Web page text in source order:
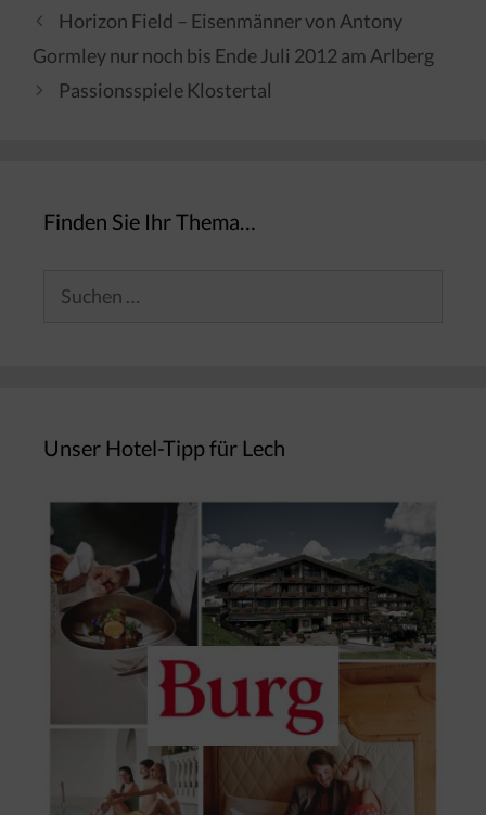
Horizon Field – Eisenmänner von Antony
Gormley nur noch bis Ende Juli 2012 am Arlberg
Passionsspiele Klostertal
Finden Sie Ihr Thema…
Suchen
Unser Hotel-Tipp für Lech